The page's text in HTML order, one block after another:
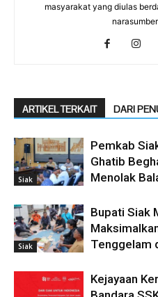
masyarakat yang diulas
ARTIKEL TERKAIT DARI
Siak
Pemkab
Ghatib
Menolak
Siak
Bupati Siak
Tenggelam
Kejayaan